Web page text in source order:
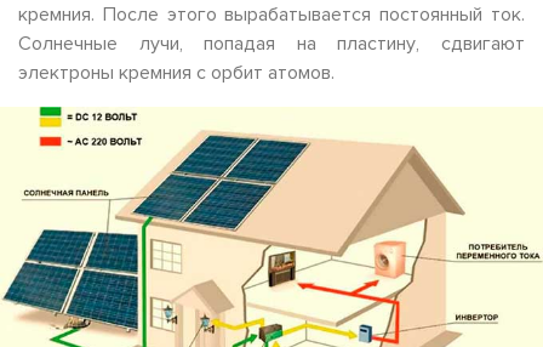
кремния. После этого вырабатывается постоянный ток.
Солнечные лучи, попадая на пластину, сдвигают
электроны кремния с орбит атомов.